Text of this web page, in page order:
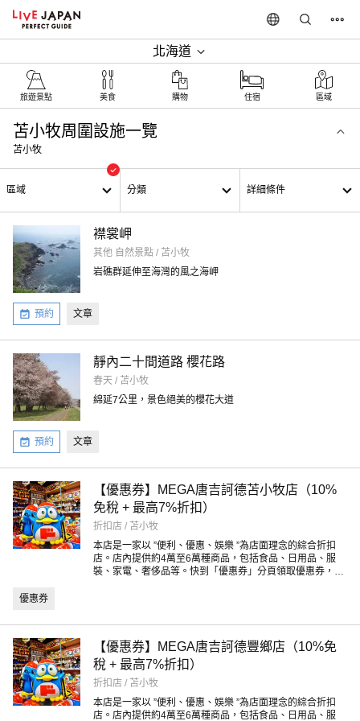
北海道
旅遊景點‎ 美食 購物 住宿 區域
苫小牧周圍設施一覽
苫小牧
區域 分類 詳細條件
襟裳岬
其他 自然景點 / 苫小牧
岩礁群延伸至海灣的風之海岬
預約 文章
靜內二十間道路 櫻花路
春天 / 苫小牧
綿延7公里，景色絕美的櫻花大道
預約 文章
【優惠券】MEGA唐吉訶德苫小牧店（10%
免稅 + 最高7%折扣）
折扣店 / 苫小牧
本店是一家以 ”便利、優惠、娛樂 ”為店面理念的綜合折扣
店。店內提供約4萬至6萬種商品，包括食品、日用品、服
裝、家電、奢侈品等。快到「優惠券」分頁領取優惠券，享
優惠券
【優惠券】MEGA唐吉訶德豐鄉店（10%免
稅 + 最高7%折扣）
折扣店 / 苫小牧
本店是一家以 ”便利、優惠、娛樂 ”為店面理念的綜合折扣
店。店內提供約4萬至6萬種商品，包括食品、日用品、服